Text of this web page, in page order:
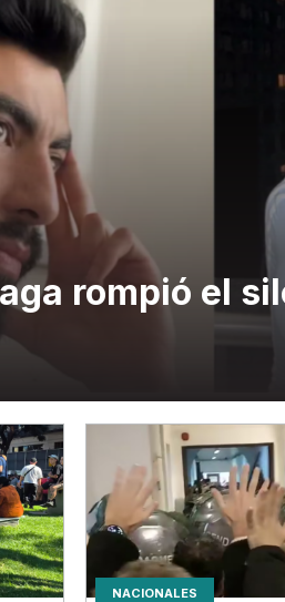
rompió el
NACIONALES